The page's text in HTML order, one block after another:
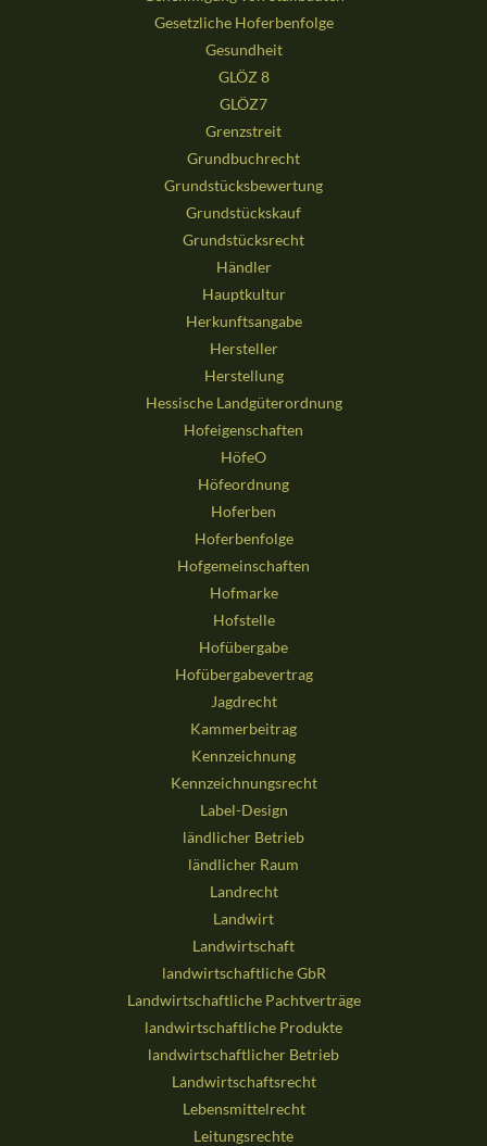
Gesetzliche Hoferbenfolge
Gesundheit
GLÖZ 8
GLÖZ7
Grenzstreit
Grundbuchrecht
Grundstücksbewertung
Grundstückskauf
Grundstücksrecht
Händler
Hauptkultur
Herkunftsangabe
Hersteller
Herstellung
Hessische Landgüterordnung
Hofeigenschaften
HöfeO
Höfeordnung
Hoferben
Hoferbenfolge
Hofgemeinschaften
Hofmarke
Hofstelle
Hofübergabe
Hofübergabevertrag
Jagdrecht
Kammerbeitrag
Kennzeichnung
Kennzeichnungsrecht
Label-Design
ländlicher Betrieb
ländlicher Raum
Landrecht
Landwirt
Landwirtschaft
landwirtschaftliche GbR
Landwirtschaftliche Pachtverträge
landwirtschaftliche Produkte
landwirtschaftlicher Betrieb
Landwirtschaftsrecht
Lebensmittelrecht
Leitungsrechte